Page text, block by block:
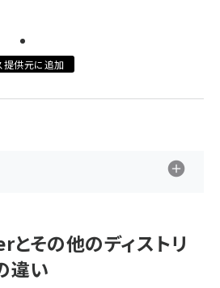
提供元に追加
その他のディストリ
違い